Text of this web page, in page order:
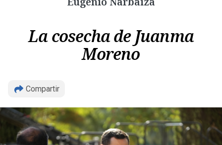
La cosecha de Juanma
Moreno
Compartir